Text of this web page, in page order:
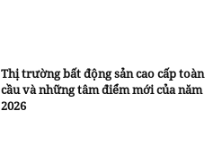
Thị trường bất động sản cao cấp toàn
cầu và những tâm điểm mới của năm
2026